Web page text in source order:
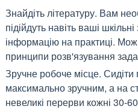
Знайдіть літературу. Вам
підійдуть навіть ваші
інформацію на практиці.
принципи розв'язування
Зручне робоче місце.
максимально зручним, а на
невеликі перерви кожні 30-